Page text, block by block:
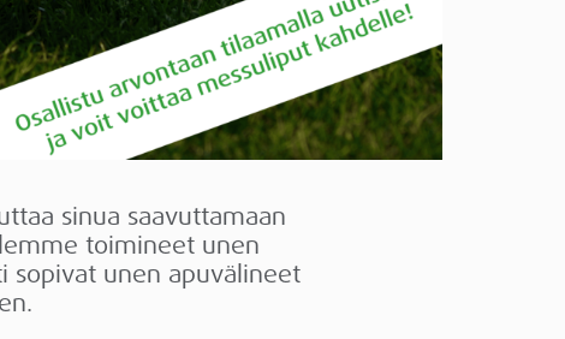
sinua saavuttamaan
toimineet unen
sopivat unen apuvälineet